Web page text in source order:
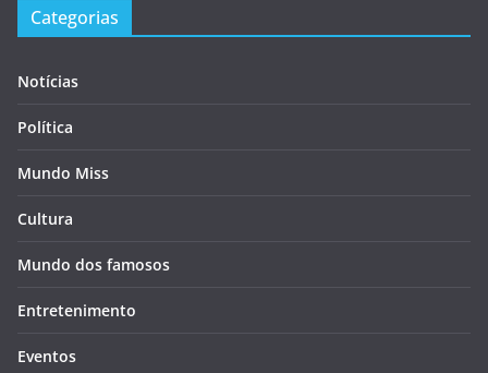
Categorias
Notícias
Política
Mundo Miss
Cultura
Mundo dos famosos
Entretenimento
Eventos